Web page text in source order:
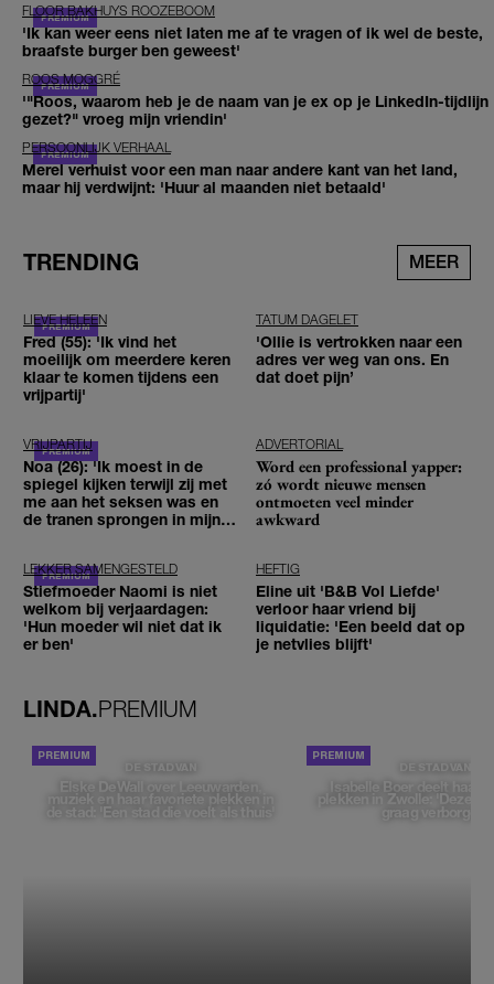
FLOOR BAKHUYS ROOZEBOOM
'Ik kan weer eens niet laten me af te vragen of ik wel de beste,
braafste burger ben geweest'
ROOS MOGGRÉ
'"Roos, waarom heb je de naam van je ex op je LinkedIn-tijdlijn
gezet?" vroeg mijn vriendin'
PERSOONLIJK VERHAAL
Merel verhuist voor een man naar andere kant van het land,
maar hij verdwijnt: 'Huur al maanden niet betaald'
TRENDING MEER
LIEVE HELEEN
Fred (55): 'Ik vind het
moeilijk om meerdere keren
klaar te komen tijdens een
vrijpartij'
TATUM DAGELET
'Ollie is vertrokken naar een
adres ver weg van ons. En
dat doet pijn’
VRIJPARTIJ
Noa (26): 'Ik moest in de
spiegel kijken terwijl zij met
me aan het seksen was en
de tranen sprongen in mijn
ADVERTORIAL
Word een professional yapper:
zó wordt nieuwe mensen
ontmoeten veel minder
awkward
LEKKER SAMENGESTELD
Stiefmoeder Naomi is niet
welkom bij verjaardagen:
'Hun moeder wil niet dat ik
er ben'
HEFTIG
Eline uit 'B&B Vol Liefde'
verloor haar vriend bij
liquidatie: 'Een beeld dat op
je netvlies blijft'
LINDA.PREMIUM
DE STAD VAN
Elske DeWall over Leeuwarden,
muziek en haar favoriete plekken in
de stad: 'Een stad die voelt als thuis'
DE STAD VAN
Isabelle Boer deelt haar
plekken in Zwolle: 'Deze
graag verborgen'